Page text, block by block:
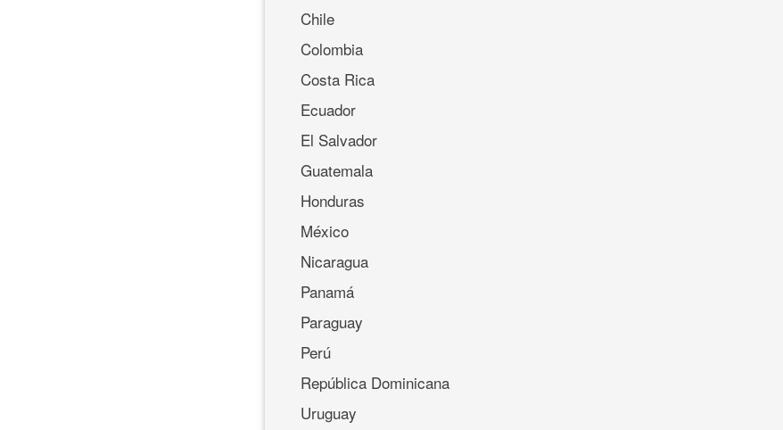
Chile
Colombia
Costa Rica
Ecuador
El Salvador
Guatemala
Honduras
México
Nicaragua
Panamá
Paraguay
Perú
República Dominicana
Uruguay